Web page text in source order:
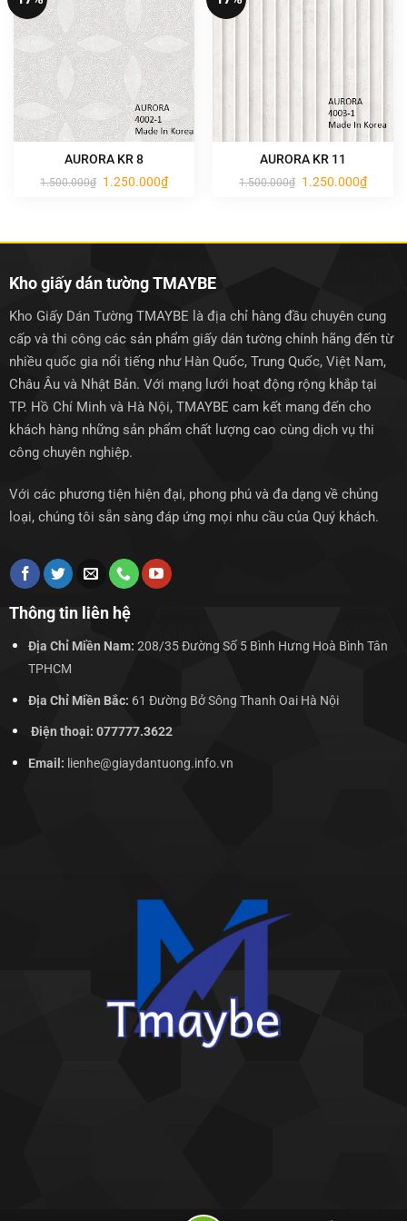
AURORA KR 8
1.500.000₫ Giá
gốc
1.250.000₫Giá
hiện
AURORA KR 11
1.500.000₫ Giá
gốc
1.250.000₫Giá
hiện
Kho giấy dán tường TMAYBE
Kho Giấy Dán Tường TMAYBE là địa chỉ hàng đầu chuyên cung
cấp và thi công các sản phẩm giấy dán tường chính hãng đến từ
nhiều quốc gia nổi tiếng như Hàn Quốc, Trung Quốc, Việt Nam,
Châu Âu và Nhật Bản. Với mạng lưới hoạt động rộng khắp tại
TP. Hồ Chí Minh và Hà Nội, TMAYBE cam kết mang đến cho
khách hàng những sản phẩm chất lượng cao cùng dịch vụ thi
công chuyên nghiệp.
Với các phương tiện hiện đại, phong phú và đa dạng về chủng
loại, chúng tôi sẵn sàng đáp ứng mọi nhu cầu của Quý khách.
Thông tin liên hệ
Địa Chỉ Miền Nam: 208/35 Đường Số 5 Bình Hưng Hoà Bình Tân
TPHCM
Địa Chỉ Miền Bắc: 61 Đường Bở Sông Thanh Oai Hà Nội
Điện thoại: 077777.3622
Email: lienhe@giaydantuong.info.vn